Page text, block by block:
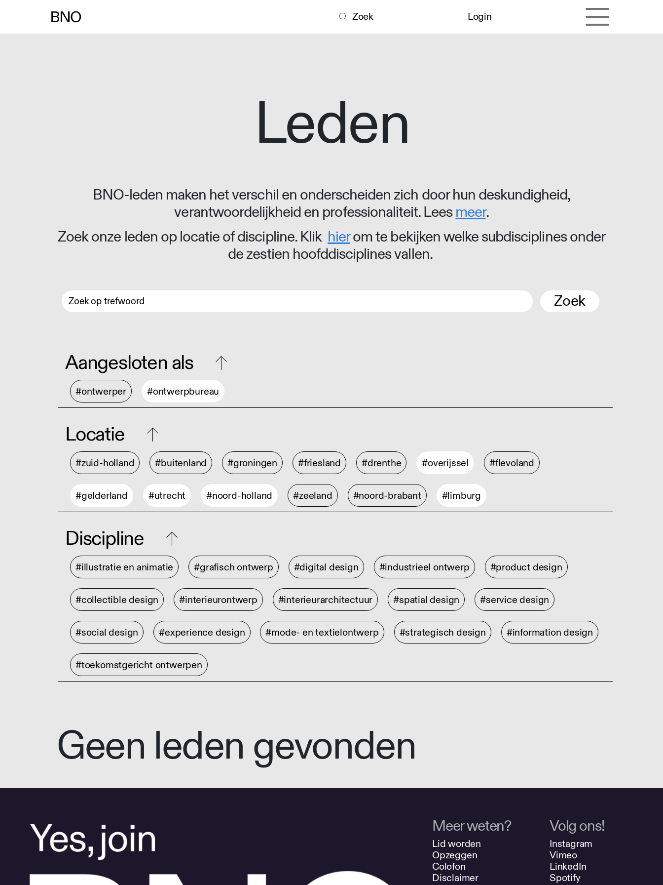
Zoek Login
Leden
BNO-leden maken het verschil en onderscheiden zich door hun deskundigheid,
verantwoordelijkheid en professionaliteit. Leesmeer.
Zoek onze leden op locatie of discipline. Klik hierom te bekijken welke subdisciplines onder
de zestien hoofddisciplines vallen.
Zoek
Aangesloten als
#ontwerper #ontwerpbureau
Locatie
#zuid-holland #buitenland #groningen #friesland #drenthe #overijssel #flevoland
#gelderland #utrecht #noord-holland #zeeland #noord-brabant #limburg
Discipline
#illustratie en animatie #grafisch ontwerp #digital design #industrieel ontwerp #product design
#collectible design #interieurontwerp #interieurarchitectuur #spatial design #service design
#social design #experience design #mode- en textielontwerp #strategisch design #information design
#toekomstgericht ontwerpen
Geen leden gevonden
Meer weten?
Lid worden
Opzeggen
Colofon
Disclaimer
Volg ons!
Instagram
Vimeo
LinkedIn
Spotify